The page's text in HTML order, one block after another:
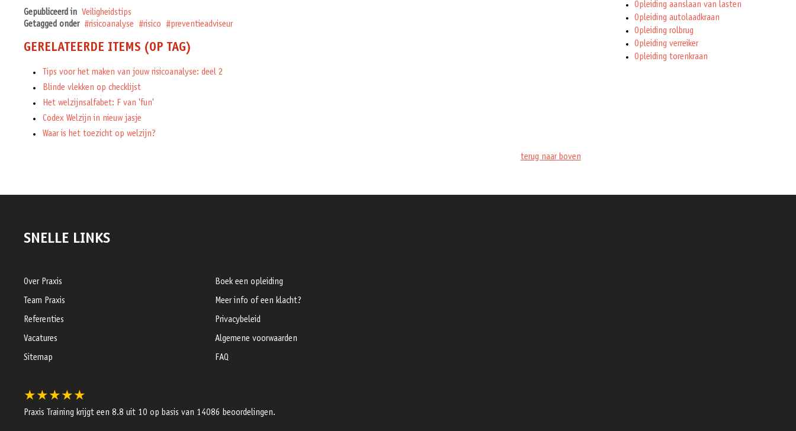
Gepubliceerd in
Veiligheidstips
Getagged onder
risicoanalyse risico preventieadviseur
GERELATEERDE ITEMS (OP TAG)
Tips voor het maken van jouw risicoanalyse: deel 2
Blinde vlekken op checklijst
Het welzijnsalfabet: F van 'fun'
Codex Welzijn in nieuw jasje
Waar is het toezicht op welzijn?
terug naar boven
Opleiding aanslaan van lasten
Opleiding autolaadkraan
Opleiding rolbrug
Opleiding verreiker
Opleiding torenkraan
SNELLE LINKS
Over Praxis
Team Praxis
Referenties
Vacatures
Sitemap
Boek een opleiding
Meer info of een klacht?
Privacybeleid
Algemene voorwaarden
FAQ
★★★★★
Praxis Training krijgt een 8.8 uit 10 op basis van 14086 beoordelingen.